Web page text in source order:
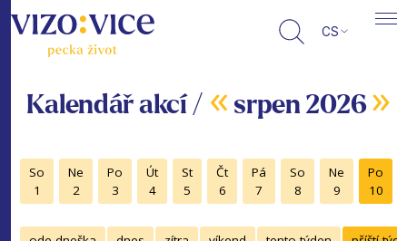
CS
Kalendář akcí / « srpen 2026 »
So
1
Ne
2
Po
3
Út
4
St
5
Čt
6
Pá
7
So
8
Ne
9
Po
10